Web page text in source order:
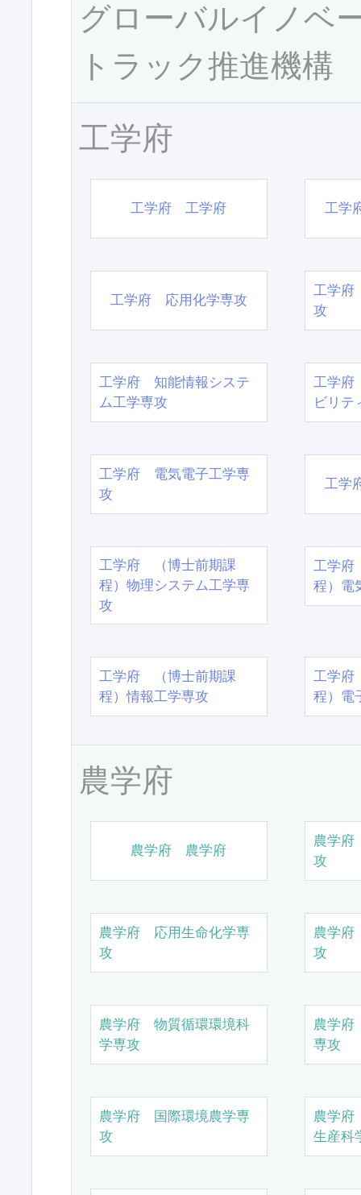
グローバルイノベ
トラック推進機構
工学府
工学府 工学府 工学
工学府 応用化学専攻
工学府
攻
工学府 知能情報システ
ム工学専攻
工学府
ビリテ
工学府 電気電子工学専
攻
工学
工学府 （博士前期課
程）物理システム工学専
攻
工学
程）電
工学府 （博士前期課
程）情報工学専攻
工学
程）電
農学府
農学府 農学府
農学
攻
農学府 応用生命化学専
攻
農学
攻
農学府 物質循環環境科
学専攻
農学
専攻
農学府 国際環境農学専
攻
農学
生産科